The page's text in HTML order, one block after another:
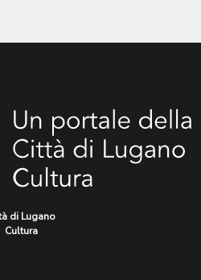
di Lugano
Cultura